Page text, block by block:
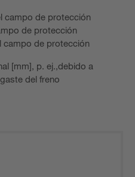
campo de protección
de protección
campo de protección
[mm], p. ej.,debido a
del freno